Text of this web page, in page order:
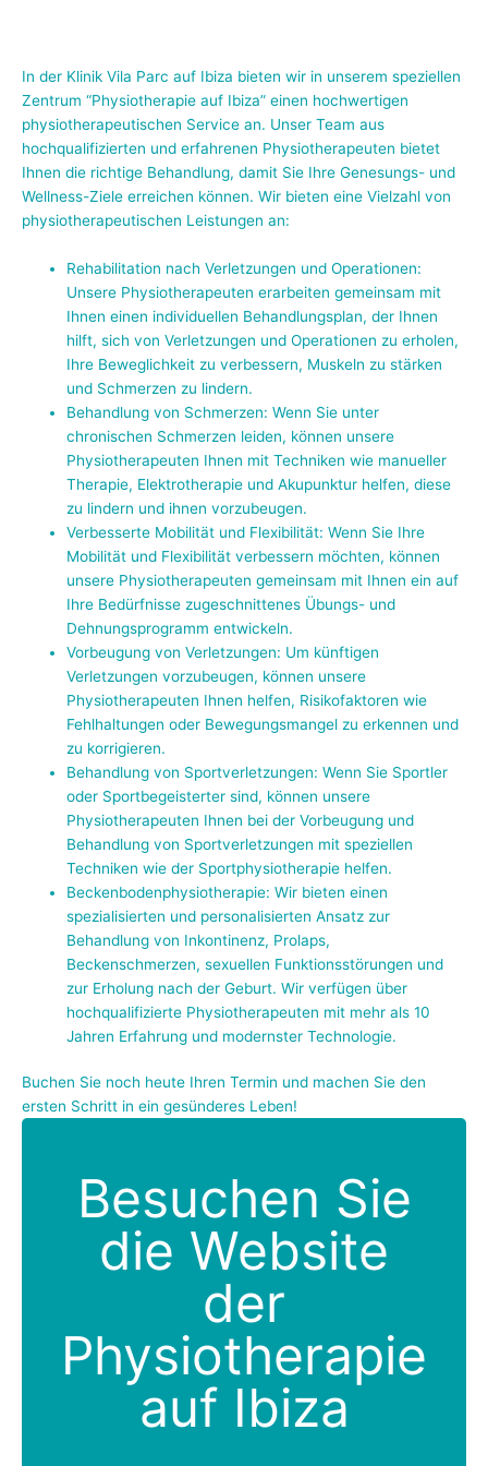
In der Klinik Vila Parc auf Ibiza bieten wir in unserem speziellen
Zentrum “Physiotherapie auf Ibiza” einen hochwertigen
physiotherapeutischen Service an. Unser Team aus
hochqualifizierten und erfahrenen Physiotherapeuten bietet
Ihnen die richtige Behandlung, damit Sie Ihre Genesungs- und
Wellness-Ziele erreichen können. Wir bieten eine Vielzahl von
physiotherapeutischen Leistungen an:
Rehabilitation nach Verletzungen und Operationen:
Unsere Physiotherapeuten erarbeiten gemeinsam mit
Ihnen einen individuellen Behandlungsplan, der Ihnen
hilft, sich von Verletzungen und Operationen zu erholen,
Ihre Beweglichkeit zu verbessern, Muskeln zu stärken
und Schmerzen zu lindern.
Behandlung von Schmerzen: Wenn Sie unter
chronischen Schmerzen leiden, können unsere
Physiotherapeuten Ihnen mit Techniken wie manueller
Therapie, Elektrotherapie und Akupunktur helfen, diese
zu lindern und ihnen vorzubeugen.
Verbesserte Mobilität und Flexibilität: Wenn Sie Ihre
Mobilität und Flexibilität verbessern möchten, können
unsere Physiotherapeuten gemeinsam mit Ihnen ein auf
Ihre Bedürfnisse zugeschnittenes Übungs- und
Dehnungsprogramm entwickeln.
Vorbeugung von Verletzungen: Um künftigen
Verletzungen vorzubeugen, können unsere
Physiotherapeuten Ihnen helfen, Risikofaktoren wie
Fehlhaltungen oder Bewegungsmangel zu erkennen und
zu korrigieren.
Behandlung von Sportverletzungen: Wenn Sie Sportler
oder Sportbegeisterter sind, können unsere
Physiotherapeuten Ihnen bei der Vorbeugung und
Behandlung von Sportverletzungen mit speziellen
Techniken wie der Sportphysiotherapie helfen.
Beckenbodenphysiotherapie: Wir bieten einen
spezialisierten und personalisierten Ansatz zur
Behandlung von Inkontinenz, Prolaps,
Beckenschmerzen, sexuellen Funktionsstörungen und
zur Erholung nach der Geburt. Wir verfügen über
hochqualifizierte Physiotherapeuten mit mehr als 10
Jahren Erfahrung und modernster Technologie.
Buchen Sie noch heute Ihren Termin und machen Sie den
ersten Schritt in ein gesünderes Leben!
Besuchen Sie
die Website
der
Physiotherapie
auf Ibiza